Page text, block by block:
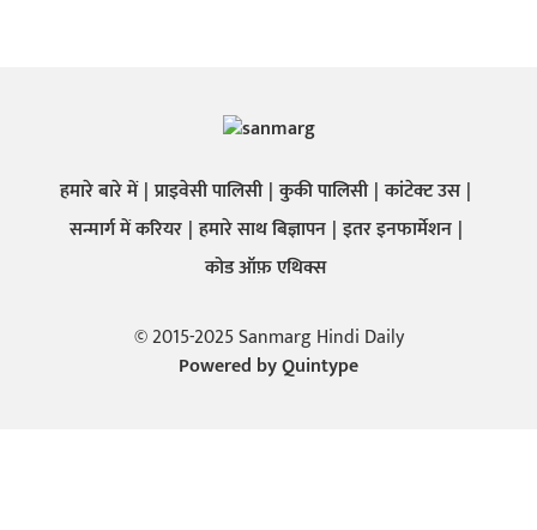
हमारे बारे में प्राइवेसी पालिसी कुकी पालिसी कांटेक्ट उस
सन्मार्ग में करियर हमारे साथ बिज्ञापन इतर इनफार्मेशन
कोड ऑफ़ एथिक्स
© 2015-2025 Sanmarg Hindi Daily
Powered byQuintype